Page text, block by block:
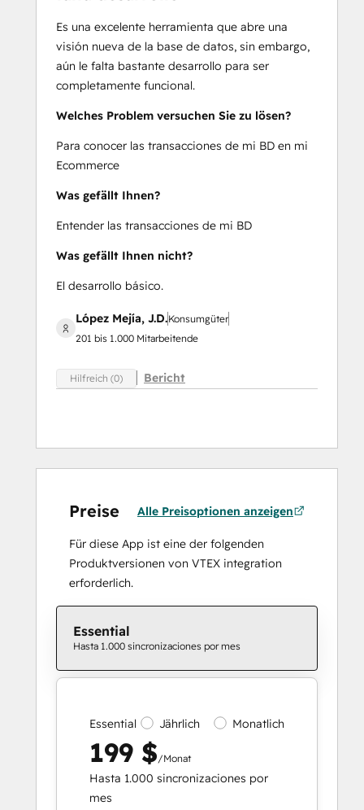
Es una excelente herramienta que abre una
visión nueva de la base de datos, sin embargo,
aún le falta bastante desarrollo para ser
completamente funcional.
Welches Problem versuchen Sie zu lösen?
Para conocer las transacciones de mi BD en mi
Ecommerce
Was gefällt Ihnen?
Entender las transacciones de mi BD
Was gefällt Ihnen nicht?
El desarrollo básico.
López Mejía, J.D.Konsumgüter
201 bis 1.000 Mitarbeitende
Hilfreich (0) Bericht
Preise Alle Preisoptionen anzeigen
Für diese App ist eine der folgenden
Produktversionen von VTEX integration
erforderlich.
Essential
Hasta 1.000 sincronizaciones por mes
Essential Jährlich Monatlich
199 $/Monat
Hasta 1.000 sincronizaciones por
mes